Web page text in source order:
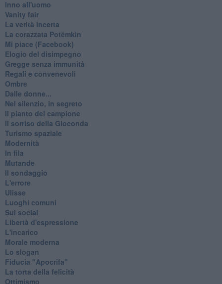
Inno all'uomo
Vanity fair
La verità incerta
La corazzata Potëmkin
Mi piace (Facebook)
Elogio del disimpegno
Gregge senza immunità
Regali e convenevoli
Ombre
Dalle donne...
Nel silenzio, in segreto
Il pianto del campione
Il sorriso della Gioconda
Turismo spaziale
Modernità
In fila
Mutande
Il sondaggio
L'errore
Ulisse
Luoghi comuni
Sui social
Libertà d'espressione
L'incarico
Morale moderna
Lo slogan
Fiducia "Apocrifa"
La torta della felicità
Ottimismo